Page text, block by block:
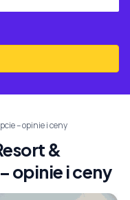
– opinie i ceny
&
opinie i ceny